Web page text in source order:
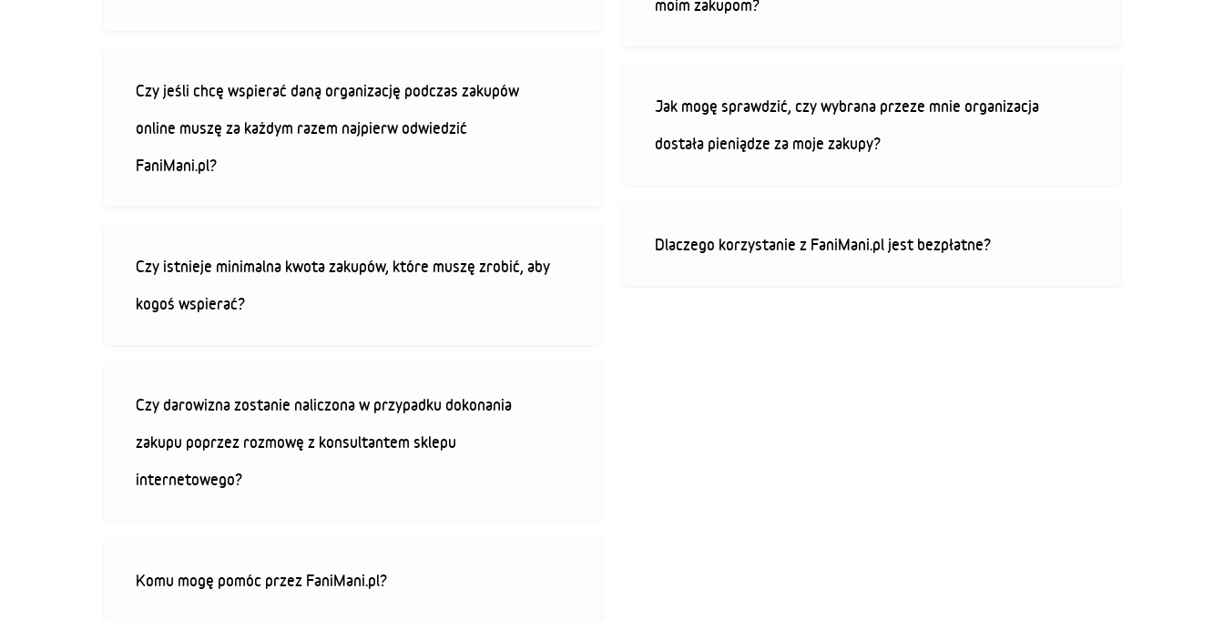
Czy jeśli chcę wspierać daną organizację podczas zakupów
online muszę za każdym razem najpierw odwiedzić
FaniMani.pl?
Czy istnieje minimalna kwota zakupów, które muszę zrobić, aby
kogoś wspierać?
Czy darowizna zostanie naliczona w przypadku dokonania
zakupu poprzez rozmowę z konsultantem sklepu
internetowego?
Komu mogę pomóc przez FaniMani.pl?
moim zakupom?
Jak mogę sprawdzić, czy wybrana przeze mnie organizacja
dostała pieniądze za moje zakupy?
Dlaczego korzystanie z FaniMani.pl jest bezpłatne?